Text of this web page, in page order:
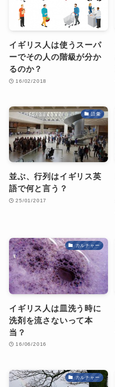
イギリス人は使うスーパ
ーでその人の階級が分か
るのか？
16/02/2018
語彙
並ぶ、行列はイギリス英
語で何と言う？
25/01/2017
カルチャー
イギリス人は皿洗う時に
洗剤を流さないって本
当？
16/06/2016
カルチャー